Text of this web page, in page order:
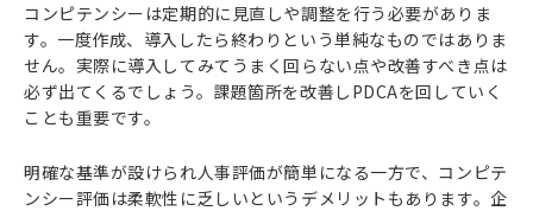
コンピテンシーは定期的に見直しや調整を行う必要がありま
す。一度作成、導入したら終わりという単純なものではありま
せん。実際に導入してみてうまく回らない点や改善すべき点は
必ず出てくるでしょう。課題箇所を改善しPDCAを回していく
ことも重要です。
明確な基準が設けられ人事評価が簡単になる一方で、コンピテ
ンシー評価は柔軟性に乏しいというデメリットもあります。企